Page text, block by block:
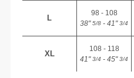
L
98 - 108
38"5/8 - 41"3/4
XL
108 - 118
41"3/4 - 45"3/4